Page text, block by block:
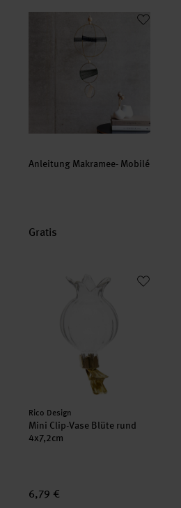
60-70cm 50 Stück
Anleitung Makramee- Mobilé
Anleitung Makramee- Mobilé
Gratis
3mmMini Clip-Vase Blüte rund
Hersteller:
Rico Design
Mini Clip-Vase Blüte rund
4x7,2cm
6,79 €